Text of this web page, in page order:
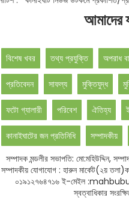
বিশেষ খবর তথ্য প্রযুক্তি অপরাধ
প্রতিবেদন সাফল্য মুক্তিযুদ্ধ
ফটো গ্যালারী পরিবেশ ঐতিহ্য
কানাইঘাটের জন প্রতিনিধি সম্পাদকীয়
সম্পাদক মন্ডলীর সভাপতি: মো:মহিউদ্দিন,
সম্পাদকীয় যোগাযোগ : হারুন মার্কেট(২য়
০১৯১২৭৬৪৭১৬ ই-মেইল
স্বত্বাধিকার